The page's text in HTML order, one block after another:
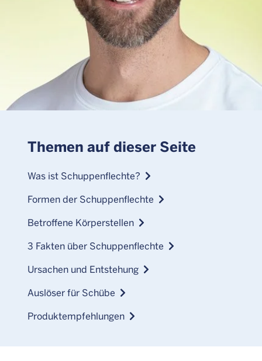
Themen auf dieser Seite
Was ist Schuppenflechte?
Formen der Schuppenflechte
Betroffene Körperstellen
3 Fakten über Schuppenflechte
Ursachen und Entstehung
Auslöser für Schübe
Produktempfehlungen